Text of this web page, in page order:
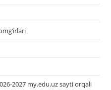
2027 my.edu.uz sayti orqali